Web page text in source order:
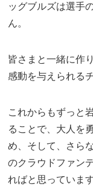
ッグブルズは選手
ん。
皆さまと一緒に作
感動を与えられる
これからもずっと
ることで、大人を
め、そして、さら
のクラウドファン
ればと思っています